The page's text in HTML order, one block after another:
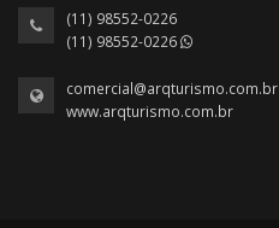
(11) 98552-0226
(11) 98552-0226
comercial@arqturismo.com.br
www.arqturismo.com.br